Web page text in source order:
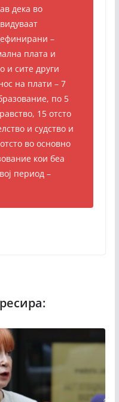
дека во
–
плата и
и сите други
на плати – 7
по 5
15 отсто
и судство и
во основно
кои беа
период –